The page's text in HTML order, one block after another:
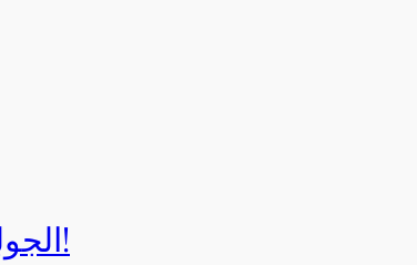
الجولة النهائية لبطولة إيزي كارت 2025!